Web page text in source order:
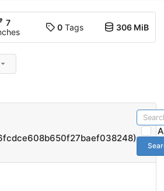
7
0Tags 306 MiB